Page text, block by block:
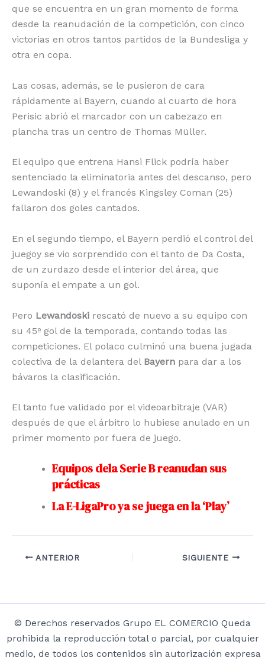
que se encuentra en un gran momento de forma
desde la reanudación de la competición, con cinco
victorias en otros tantos partidos de la Bundesliga y
otra en copa.
Las cosas, además, se le pusieron de cara
rápidamente al Bayern, cuando al cuarto de hora
Perisic abrió el marcador con un cabezazo en
plancha tras un centro de Thomas Müller.
El equipo que entrena Hansi Flick podría haber
sentenciado la eliminatoria antes del descanso, pero
Lewandoski (8) y el francés Kingsley Coman (25)
fallaron dos goles cantados.
En el segundo tiempo, el Bayern perdió el control del
juegoy se vio sorprendido con el tanto de Da Costa,
de un zurdazo desde el interior del área, que
suponía el empate a un gol.
Pero Lewandoski rescató de nuevo a su equipo con
su 45º gol de la temporada, contando todas las
competiciones. El polaco culminó una buena jugada
colectiva de la delantera del Bayern para dar a los
bávaros la clasificación.
El tanto fue validado por el videoarbitraje (VAR)
después de que el árbitro lo hubiese anulado en un
primer momento por fuera de juego.
Equipos dela Serie B reanudan sus
prácticas
La E-LigaPro ya se juega en la ‘Play’
ANTERIOR SIGUIENTE
© Derechos reservados Grupo EL COMERCIO Queda
prohibida la reproducción total o parcial, por cualquier
medio, de todos los contenidos sin autorización expresa